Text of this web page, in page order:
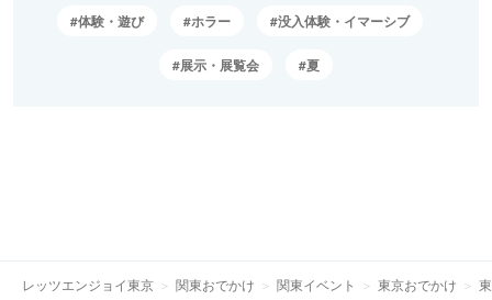
体験・遊び ホラー 没入体験・イマーシブ
展示・展覧会 夏
レッツエンジョイ東京 関東おでかけ 関東イベント 東京おでかけ